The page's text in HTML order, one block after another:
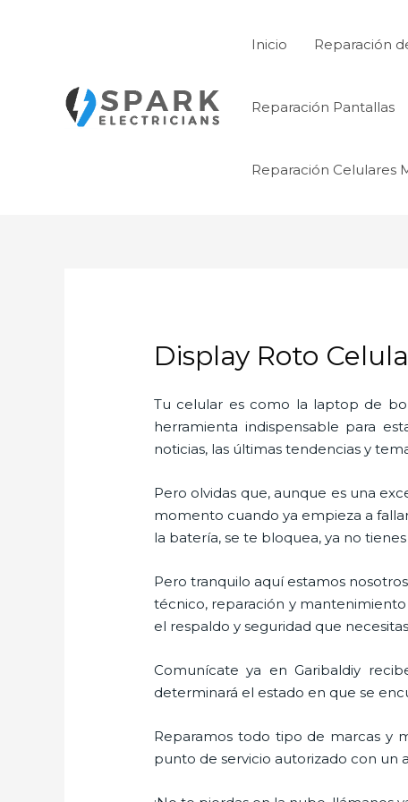
Inicio Reparación
Reparación Pantallas
Reparación Celulares
Display Roto
Tu celular es como la laptop de
herramienta indispensable para
noticias, las últimas tendencias y
Pero olvidas que, aunque es una
momento cuando ya empieza a
la batería, se te bloquea, ya no
Pero tranquilo aquí estamos
técnico, reparación y
el respaldo y seguridad que
Comunícate ya en Garibaldiy
determinará el estado en que se
Reparamos todo tipo de marcas y
punto de servicio autorizado con un